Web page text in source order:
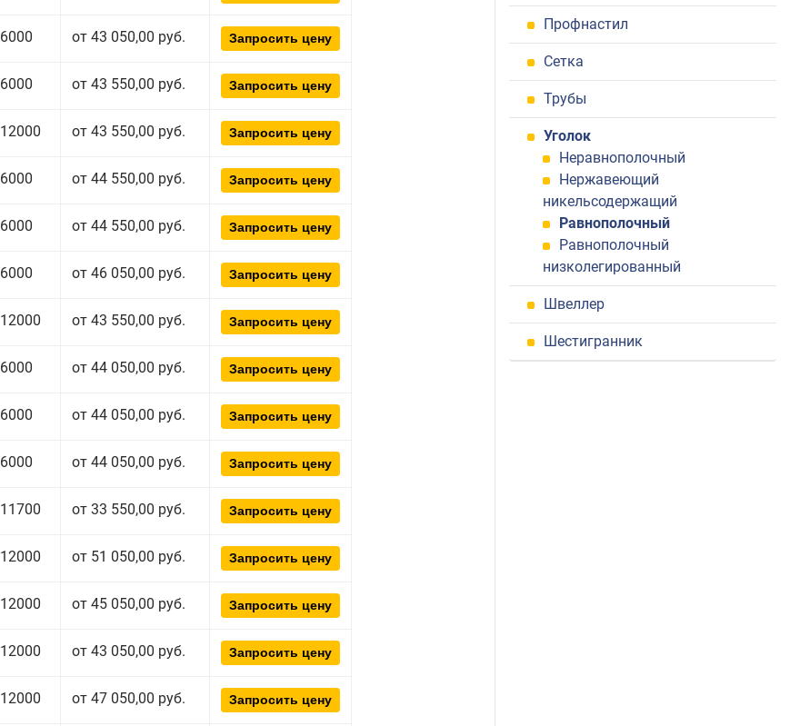
6000 от 43 050,00 руб. Запросить цену
6000 от 43 550,00 руб. Запросить цену
12000 от 43 550,00 руб. Запросить цену
6000 от 44 550,00 руб. Запросить цену
6000 от 44 550,00 руб. Запросить цену
6000 от 46 050,00 руб. Запросить цену
12000 от 43 550,00 руб. Запросить цену
6000 от 44 050,00 руб. Запросить цену
6000 от 44 050,00 руб. Запросить цену
6000 от 44 050,00 руб. Запросить цену
11700 от 33 550,00 руб. Запросить цену
12000 от 51 050,00 руб. Запросить цену
12000 от 45 050,00 руб. Запросить цену
12000 от 43 050,00 руб. Запросить цену
12000 от 47 050,00 руб. Запросить цену
Профнастил
Сетка
Трубы
Уголок
Неравнополочный
Нержавеющий
никельсодержащий
Равнополочный
Равнополочный
низколегированный
Швеллер
Шестигранник